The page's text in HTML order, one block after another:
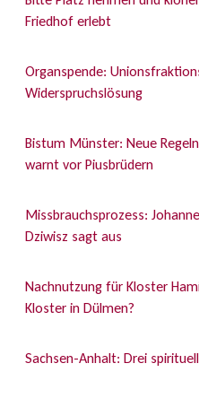
Friedhof erlebt
Organspende:
Widerspruchslösung
Bistum Münster: Neue
warnt vor Piusbrüdern
Missbrauchsprozess:
Dziwisz sagt aus
Nachnutzung für Kloster
Kloster in Dülmen?
Sachsen-Anhalt: Drei